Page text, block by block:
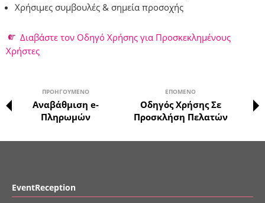
Χρήσιμες συμβουλές & σημεία προσοχής
Διαβάστε τον Οδηγό Χρήσης για Προσκεκλημένους
Χρήστες
ΠΡΟΗΓΟΎΜΕΝΟ
Αναβάθμιση e-
Πληρωμών
ΕΠΌΜΕΝΟ
Οδηγός Χρήσης Σε
Προσκλήση Πελατών
EventReception